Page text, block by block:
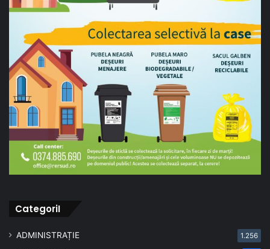
CategoriI
ADMINISTRAȚIE 1.256